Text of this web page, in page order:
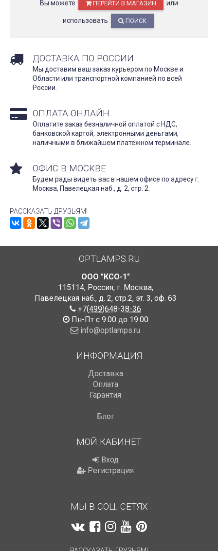
Вы можете ПЕРЕЙТИ В МАГАЗИН или
использовать ПОИСК
ДОСТАВКА ПО РОССИИ
Мы доставим ваш заказ курьером по Москве и
Области или транспортной компанией по всей
России.
ОПЛАТА ОНЛАЙН
Оплатите заказ безналичной оплатой с НДС,
банковской картой, электронными деньгами,
наличными в ближайшем платежном терминале.
ОФИС В МОСКВЕ
Будем рады видеть вас в нашем офисе по адресу г.
Москва, Павелецкая наб., д. 2, стр. 2.
РАССКАЗАТЬ ДРУЗЬЯМ!
OPTLAMPS.RU
ООО "КСО-1"
115114, Россия, г. Москва,
Павелецкая наб., д. 2, стр.2, эт. 3, оф. 63
+7(499)648-38-36
Пн-Пт с 9:00 до 19:00
info@optlamps.ru
ИНФОРМАЦИЯ
Доставка
Оплата
Гарантия
Блог
МОЙ КАБИНЕТ
Вход
Регистрация
МЫ В СОЦ. СЕТЯХ